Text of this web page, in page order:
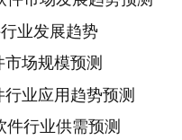
业发展趋势
场规模预测
业应用趋势预测
行业供需预测